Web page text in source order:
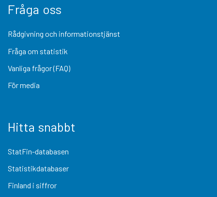
Fråga oss
Rådgivning och informationstjänst
Fråga om statistik
Vanliga frågor (FAQ)
För media
Hitta snabbt
StatFin-databasen
Statistikdatabaser
Finland i siffror